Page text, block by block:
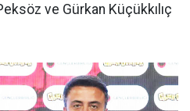
ve Gürkan Küçükkılıç